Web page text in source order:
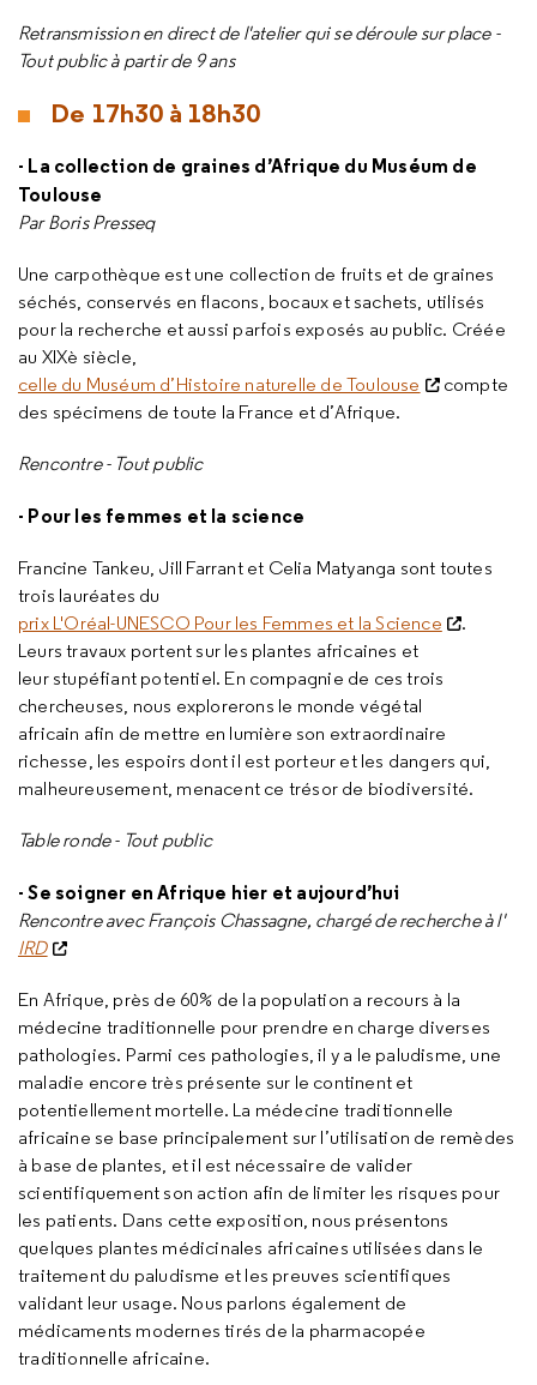
Retransmission en direct de l'atelier qui se déroule sur place -
Tout public à partir de 9 ans
De 17h30 à 18h30
- La collection de graines d’Afrique du Muséum de
Toulouse
Par Boris Presseq
Une carpothèque est une collection de fruits et de graines
séchés, conservés en flacons, bocaux et sachets, utilisés
pour la recherche et aussi parfois exposés au public. Créée
au XIXè siècle,
celle du Muséum d’Histoire naturelle de Toulouse
compte
des spécimens de toute la France et d’Afrique.
Rencontre - Tout public
- Pour les femmes et la science
Francine Tankeu, Jill Farrant et Celia Matyanga sont toutes
trois lauréates du
prix L'Oréal-UNESCO Pour les Femmes et la Science
.
Leurs travaux portent sur les plantes africaines et
leur stupéfiant potentiel. En compagnie de ces trois
chercheuses, nous explorerons le monde végétal
africain afin de mettre en lumière son extraordinaire
richesse, les espoirs dont il est porteur et les dangers qui,
malheureusement, menacent ce trésor de biodiversité.
Table ronde - Tout public
- Se soigner en Afrique hier et aujourd’hui
Rencontre avec François Chassagne, chargé de recherche à l'
IRD
En Afrique, près de 60% de la population a recours à la
médecine traditionnelle pour prendre en charge diverses
pathologies. Parmi ces pathologies, il y a le paludisme, une
maladie encore très présente sur le continent et
potentiellement mortelle. La médecine traditionnelle
africaine se base principalement sur l’utilisation de remèdes
à base de plantes, et il est nécessaire de valider
scientifiquement son action afin de limiter les risques pour
les patients. Dans cette exposition, nous présentons
quelques plantes médicinales africaines utilisées dans le
traitement du paludisme et les preuves scientifiques
validant leur usage. Nous parlons également de
médicaments modernes tirés de la pharmacopée
traditionnelle africaine.